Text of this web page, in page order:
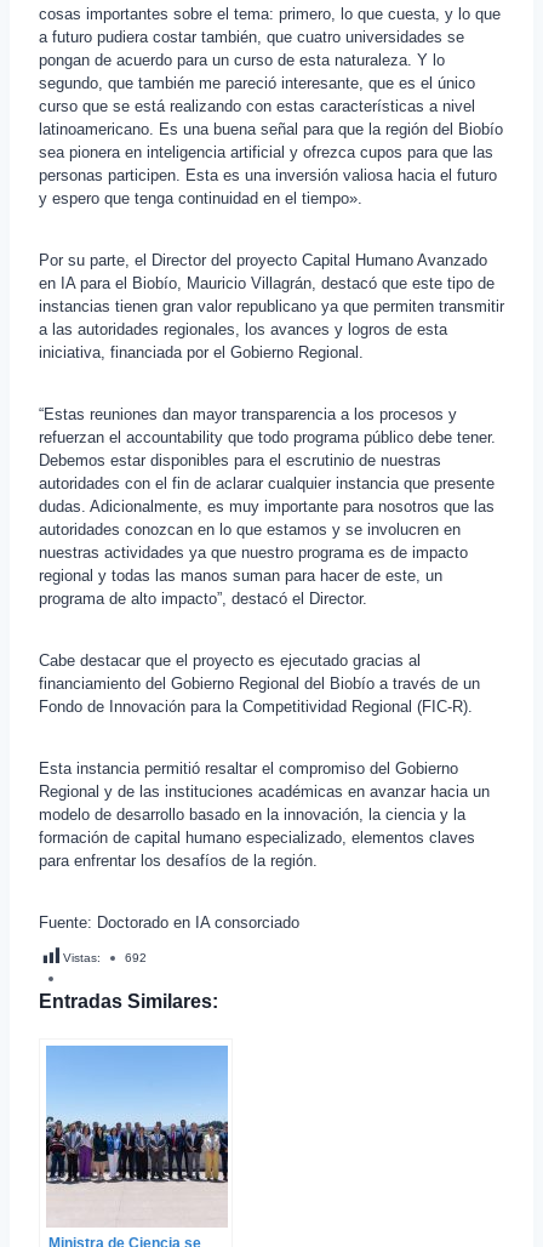
cosas importantes sobre el tema: primero, lo que cuesta, y lo que
a futuro pudiera costar también, que cuatro universidades se
pongan de acuerdo para un curso de esta naturaleza. Y lo
segundo, que también me pareció interesante, que es el único
curso que se está realizando con estas características a nivel
latinoamericano. Es una buena señal para que la región del Biobío
sea pionera en inteligencia artificial y ofrezca cupos para que las
personas participen. Esta es una inversión valiosa hacia el futuro
y espero que tenga continuidad en el tiempo».
Por su parte, el Director del proyecto Capital Humano Avanzado
en IA para el Biobío, Mauricio Villagrán, destacó que este tipo de
instancias tienen gran valor republicano ya que permiten transmitir
a las autoridades regionales, los avances y logros de esta
iniciativa, financiada por el Gobierno Regional.
“Estas reuniones dan mayor transparencia a los procesos y
refuerzan el accountability que todo programa público debe tener.
Debemos estar disponibles para el escrutinio de nuestras
autoridades con el fin de aclarar cualquier instancia que presente
dudas. Adicionalmente, es muy importante para nosotros que las
autoridades conozcan en lo que estamos y se involucren en
nuestras actividades ya que nuestro programa es de impacto
regional y todas las manos suman para hacer de este, un
programa de alto impacto”, destacó el Director.
Cabe destacar que el proyecto es ejecutado gracias al
financiamiento del Gobierno Regional del Biobío a través de un
Fondo de Innovación para la Competitividad Regional (FIC-R).
Esta instancia permitió resaltar el compromiso del Gobierno
Regional y de las instituciones académicas en avanzar hacia un
modelo de desarrollo basado en la innovación, la ciencia y la
formación de capital humano especializado, elementos claves
para enfrentar los desafíos de la región.
Fuente: Doctorado en IA consorciado
Vistas: 692
Entradas Similares:
Ministra de Ciencia se